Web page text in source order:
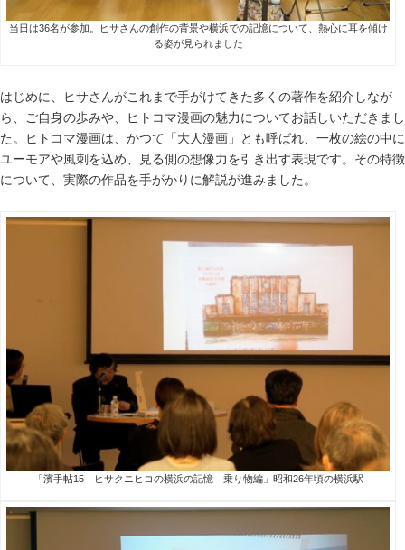
当日は36名が参加。ヒサさんの創作の背景や横浜での記憶について、熱心に耳を傾け
る姿が見られました
はじめに、ヒサさんがこれまで手がけてきた多くの著作を紹介しなが
ら、ご自身の歩みや、ヒトコマ漫画の魅力についてお話しいただきまし
た。ヒトコマ漫画は、かつて「大人漫画」とも呼ばれ、一枚の絵の中に
ユーモアや風刺を込め、見る側の想像力を引き出す表現です。その特徴
について、実際の作品を手がかりに解説が進みました。
「濱手帖15 ヒサクニヒコの横浜の記憶 乗り物編」昭和26年頃の横浜駅